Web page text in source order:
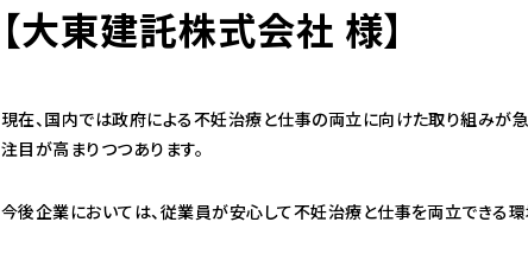
【大東建託株式会社 様】
現在、国内では政府による不妊治療と仕事の両立に向けた取り組みが
注目が高まりつつあります。
今後企業においては、従業員が安心して不妊治療と仕事を両立できる環